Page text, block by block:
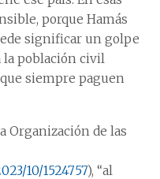
porque Hamás
significar un golpe
población civil
siempre paguen
Organización de las
10/1524757), “al